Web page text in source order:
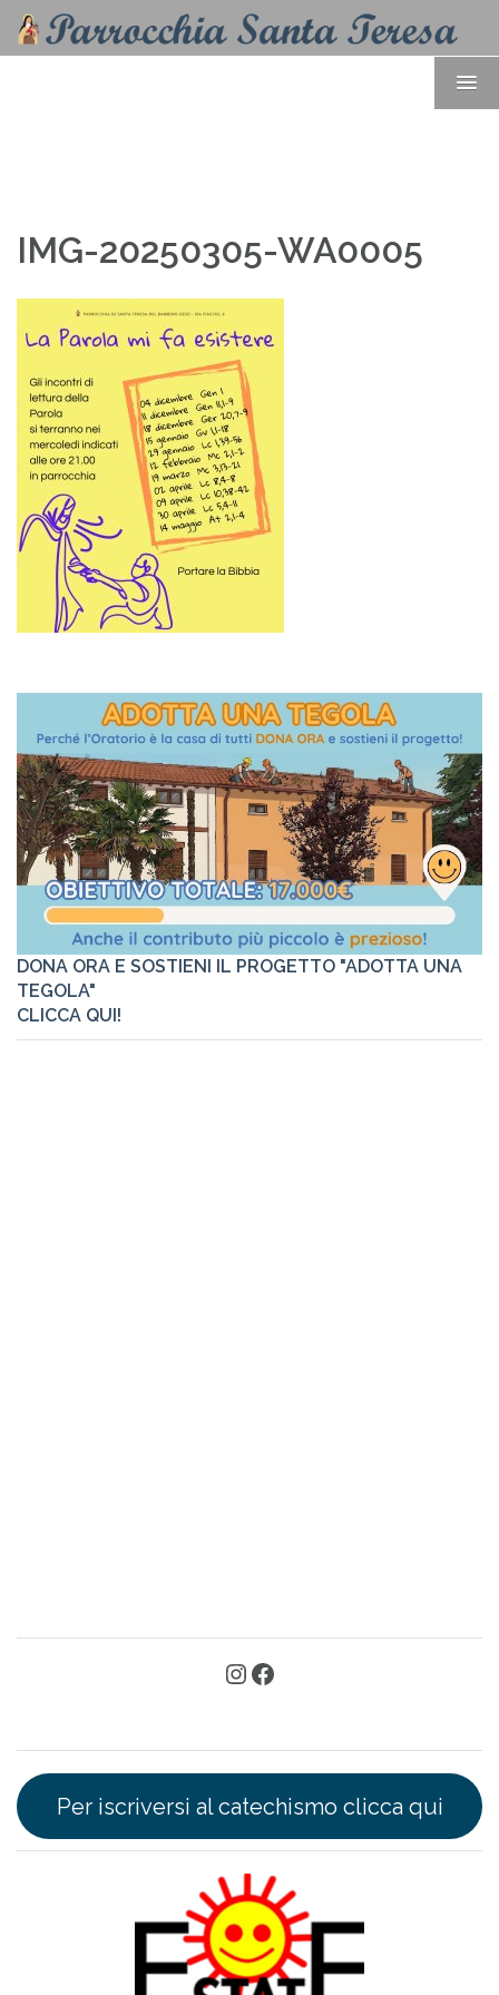
IMG-20250305-WA0005
DONA ORA E SOSTIENI IL PROGETTO "ADOTTA UNA
TEGOLA"
CLICCA QUI!
Per iscriversi al catechismo clicca qui